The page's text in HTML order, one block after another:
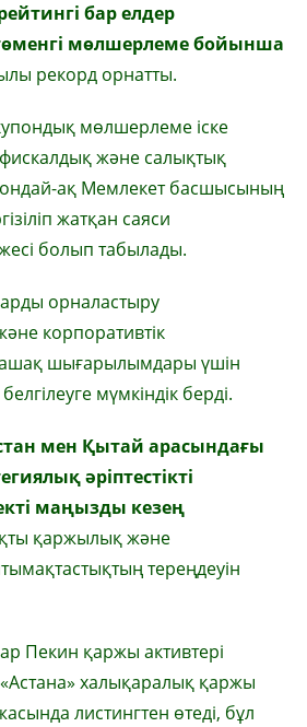
бар елдер
мөлшерлеме бойынша
рекорд орнатты.
мөлшерлеме іске
және салықтық
ақ Мемлекет басшысының
жатқан саяси
болып табылады.
орналастыру
корпоративтік
шығарылымдары үшін
мүмкіндік берді.
мен Қытай арасындағы
әріптестікті
маңызды кезең
қаржылық және
тереңдеуін
Пекин қаржы активтері
халықаралық қаржы
листингтен өтеді, бұл